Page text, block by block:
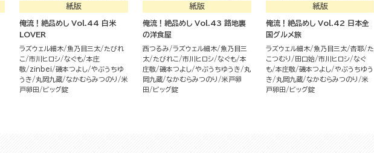
紙版
俺流！絶品めし Vol.44 白米
LOVER
ラズウェル細木 魚乃目三太
たびれ
こ
市川ヒロシ なぐも 本庄
敬
zinbei 磯本つよし やぶうちゆ
うき
丸岡九蔵 なかむらみつのり
米
戸卵田
ビッグ錠
紙版
俺流！絶品めし Vol.43 路地裏
の洋食屋
西つるみ ラズウェル細木
魚乃目三
太
たびれこ 市川ヒロシ なぐも 本
庄敬 磯本つよし やぶうちゆうき
丸
岡九蔵 なかむらみつのり
米戸卵
田
ビッグ錠
紙版
俺流！絶品めし Vol.42 日本全
国グルメ旅
ラズウェル細木 魚乃目三太 杏耶
た
こつむり
田口始 市川ヒロシ なぐ
も 本庄敬 磯本つよし やぶうちゆう
き
丸岡九蔵 なかむらみつのり
米
戸卵田
ビッグ錠